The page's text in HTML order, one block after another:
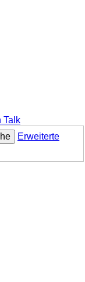
Talk
Erweiterte